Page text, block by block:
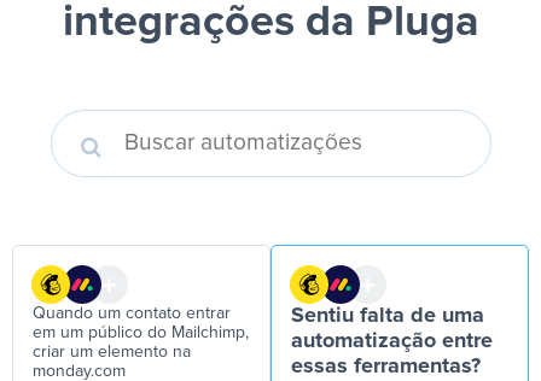
integrações da Pluga
Quando um contato entrar
em um público do Mailchimp,
criar um elemento na
monday.com
Sentiu falta de uma
automatização entre
essas ferramentas?